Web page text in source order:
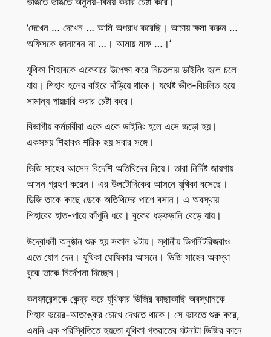
‘দেখেন … দেখেন … আমি অপরাধ করেছি। আমায় ক্ষমা করুন …
অফিসকে জানাবেন না …। আমায় মাফ …।’
যূথিকা শিহাবকে একেবারে উপেক্ষা করে নিচতলায় ডাইনিং হলে চলে
যায়। শিহাব হলের বাইরে দাঁড়িয়ে থাকে। যথেষ্ট ভীত-বিচলিত হয়ে
সামান্য পায়চারি করার চেষ্টা করে।
বিভাগীয় কর্মচারীরা একে একে ডাইনিং হলে এসে জড়ো হয়।
একসময় শিহাবও শরিক হয় সবার সঙ্গে।
ডিজি সাহেব আসেন বিদেশি অতিথিদের নিয়ে। তারা নির্দিষ্ট জায়গায়
আসন গ্রহণ করেন। এর উলটোদিকের আসনে যূথিকা বসেছে।
ডিজি তাকে কাছে ডেকে অতিথিদের পাশে বসান। এ অবস্থায়
শিহাবের হাত-পায়ে কাঁপুনি ধরে। বুকের ধড়ফড়ানি বেড়ে যায়।
উদ্বোধনী অনুষ্ঠান শুরু হয় সকাল ৯টায়। স্থানীয় ডিগনিটরিজরাও
এতে যোগ দেন। যূথিকা ঘোষিকার আসনে। ডিজি সাহেব অবস্থা
বুঝে তাকে নির্দেশনা দিচ্ছেন।
কনফারেন্সকে কেন্দ্র করে যূথিকার ডিজির কাছাকাছি অবস্থানকে
শিহাব ভয়ের-আতঙ্কের চোখে দেখতে থাকে। সে ভাবতে শুরু করে,
এমনি এক পরিস্থিতিতে হয়তো যূথিকা গতরাতের ঘটনাটা ডিজির কানে